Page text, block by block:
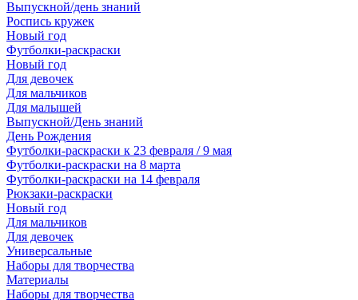
Выпускной/день знаний
Роспись кружек
Новый год
Футболки-раскраски
Новый год
Для девочек
Для мальчиков
Для малышей
Выпускной/День знаний
День Рождения
Футболки-раскраски к 23 февраля / 9 мая
Футболки-раскраски на 8 марта
Футболки-раскраски на 14 февраля
Рюкзаки-раскраски
Новый год
Для мальчиков
Для девочек
Универсальные
Наборы для творчества
Материалы
Наборы для творчества